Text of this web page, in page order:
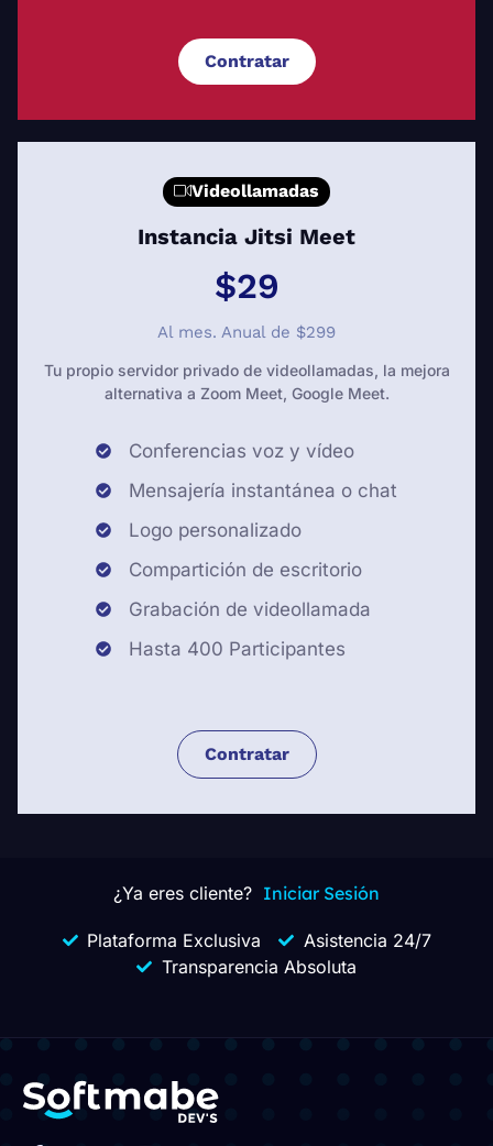
Contratar
Videollamadas
Instancia Jitsi Meet
$29
Al mes. Anual de $299
Tu propio servidor privado de videollamadas, la mejora
alternativa a Zoom Meet, Google Meet.
Conferencias voz y vídeo
Mensajería instantánea o chat
Logo personalizado
Compartición de escritorio
Grabación de videollamada
Hasta 400 Participantes
Contratar
¿Ya eres cliente? Iniciar Sesión
Plataforma Exclusiva
Asistencia 24/7
Transparencia Absoluta